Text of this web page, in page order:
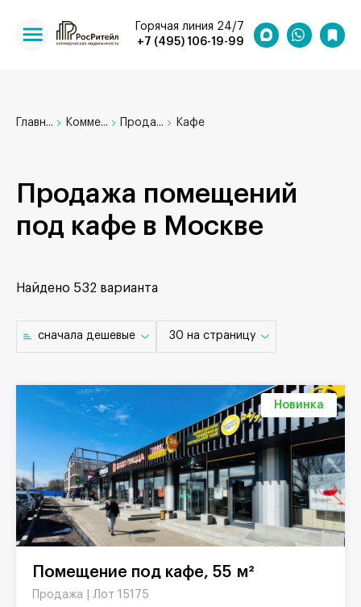
+7 (495) 106-19-99
Горячая линия 24/7
Главн... Комме... Прода... Кафе
Продажа помещений
под кафе в Москве
Найдено 532 варианта
cначала дешевые 30 на страницу
Новинка
Помещение под кафе, 55 м²
Продажа | Лот 15175